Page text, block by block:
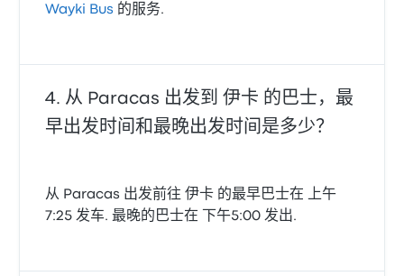
Wayki Bus 的服务.
从 Paracas 出发到 伊卡 的巴士，最
早出发时间和最晚出发时间是多少？
从 Paracas 出发前往 伊卡 的最早巴士在 上午
7:25 发车. 最晚的巴士在 下午5:00 发出.